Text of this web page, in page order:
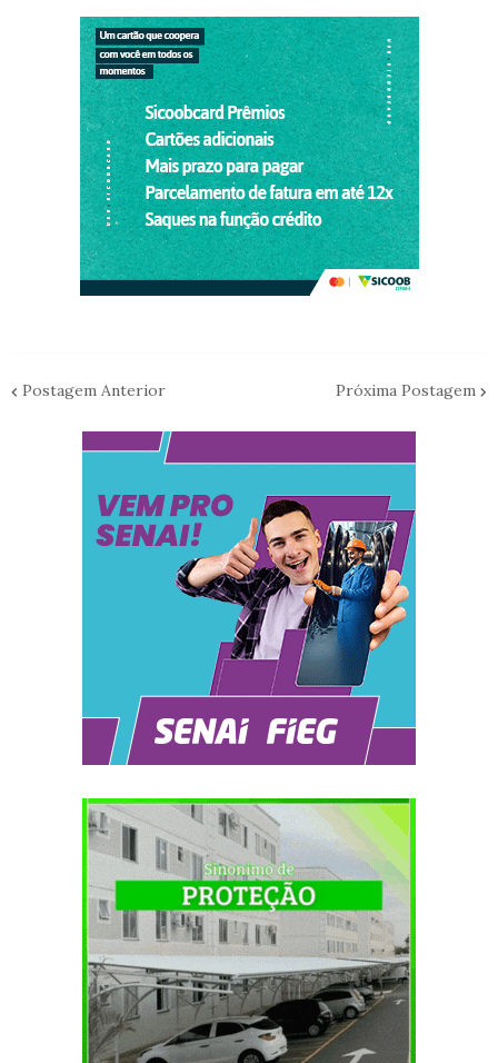
Postagem Anterior Próxima Postagem